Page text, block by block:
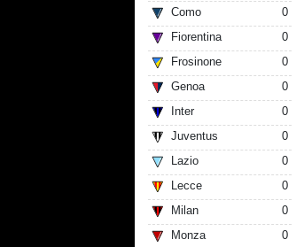
Como
0
Fiorentina
0
Frosinone
0
Genoa
0
Inter
0
Juventus
0
Lazio
0
Lecce
0
Milan
0
Monza
0